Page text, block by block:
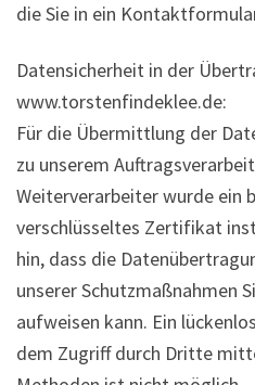
die Sie in ein
Datensicherheit in der
www.torstenfindeklee.de:
Für die Übermittlung der
zu unserem
Weiterverarbeiter wurde ein
verschlüsseltes Zertifikat
hin, dass die
unserer Schutzmaßnahmen
aufweisen kann. Ein
dem Zugriff durch Dritte